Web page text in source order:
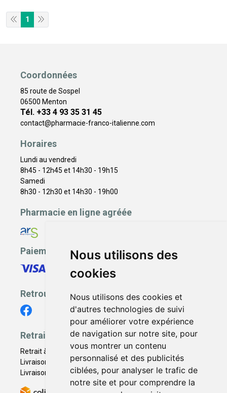
Nous utilisons des
cookies
Nous utilisons des cookies et
d'autres technologies de suivi
pour améliorer votre expérience
de navigation sur notre site, pour
vous montrer un contenu
personnalisé et des publicités
ciblées, pour analyser le trafic de
notre site et pour comprendre la
1
Coordonnées
85 route de Sospel
06500 Menton
Tél. +33 4 93 35 31 45
contact@pharmacie-franco-italienne.com
Horaires
Lundi au vendredi
8h45 - 12h45 et 14h30 - 19h15
Samedi
8h30 - 12h30 et 14h30 - 19h00
Pharmacie en ligne agréée
Paiement sécurisé
Retrouvez-nous
Retrait - Livraison
Retrait à la pharmacie - Click & Collect
Livraison en Point Relais
Livraison à domicile